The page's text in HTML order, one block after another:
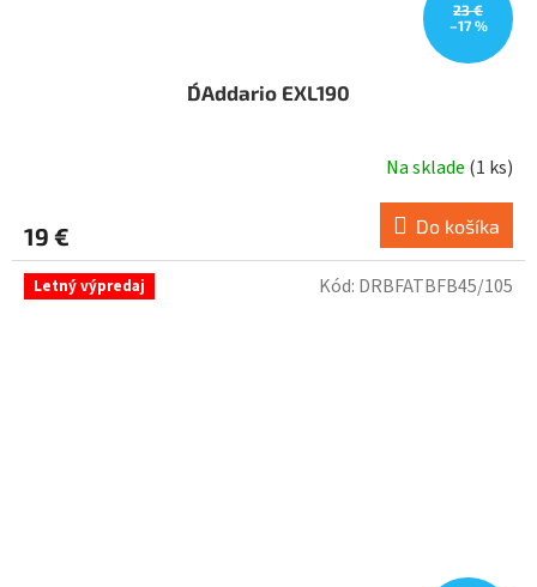
23 €
–17 %
D´Addario EXL190
Na sklade (1 ks)
19 € Do košíka
Letný výpredaj Kód: DRBFATBFB45/105